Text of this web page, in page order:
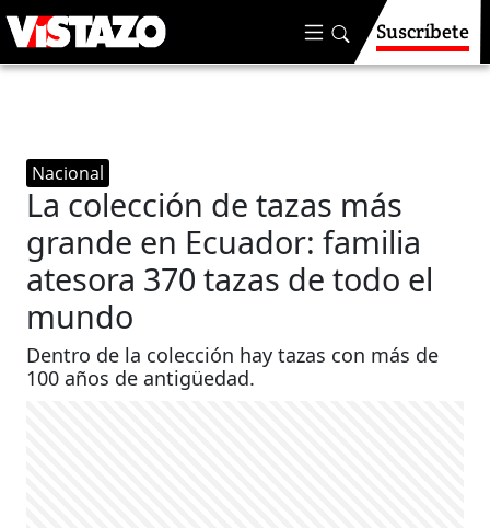
Suscríbete
Nacional
La colección de tazas más
grande en Ecuador: familia
atesora 370 tazas de todo el
mundo
Dentro de la colección hay tazas con más de
100 años de antigüedad.